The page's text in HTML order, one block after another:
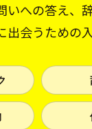
いへの答え、
会うための入